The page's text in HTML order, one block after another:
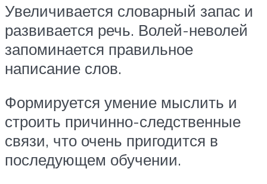
Увеличивается словарный запас и
развивается речь. Волей-неволей
запоминается правильное
написание слов.
Формируется умение мыслить и
строить причинно-следственные
связи, что очень пригодится в
последующем обучении.